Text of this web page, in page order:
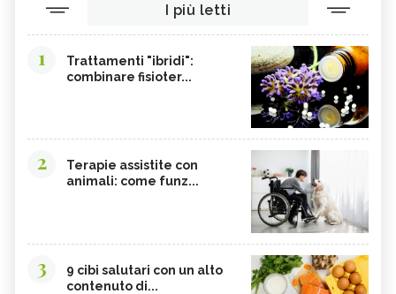
I più letti
1
Trattamenti "ibridi":
combinare fisioter...
2
Terapie assistite con
animali: come funz...
3
9 cibi salutari con un alto
contenuto di...